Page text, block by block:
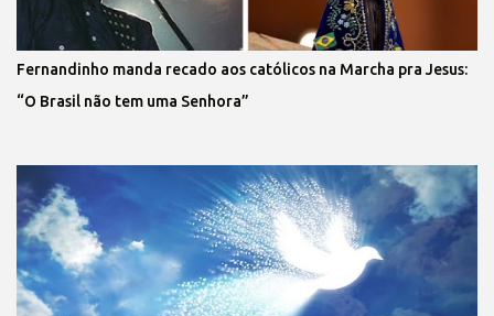
Fernandinho manda recado aos católicos na Marcha pra Jesus:
“O Brasil não tem uma Senhora”